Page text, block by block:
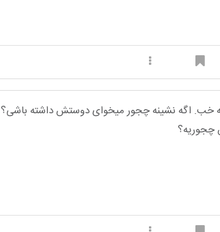
خب. اگه نشینه چجور میخوای دوستش داشته باشی؟